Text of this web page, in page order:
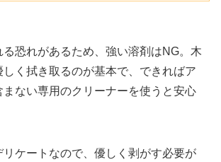
る恐れがあるため、強い溶剤はNG。木
しく拭き取るのが基本で、できればア
まない専用のクリーナーを使うと安心
リケートなので、優しく剥がす必要が